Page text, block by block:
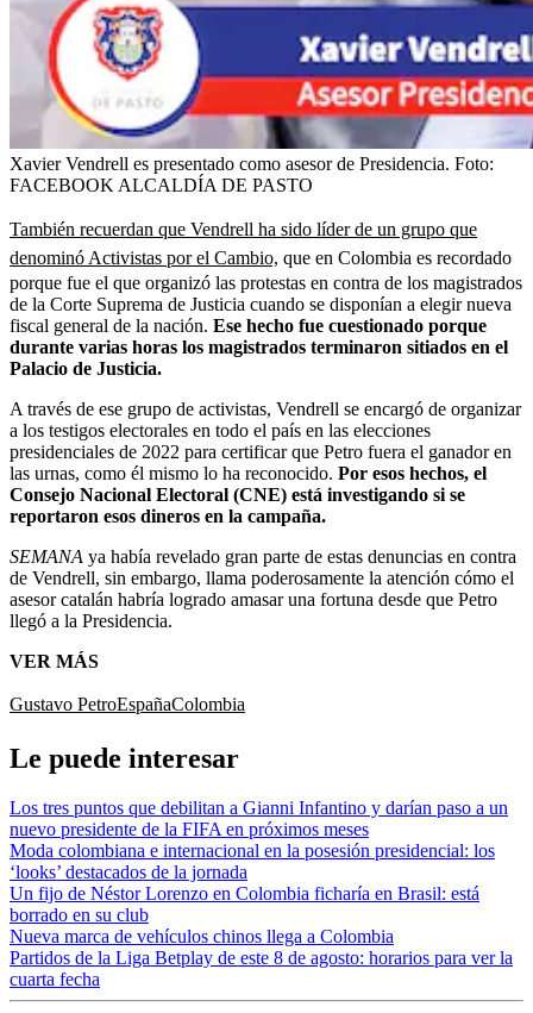
Xavier Vendrell es presentado como asesor de Presidencia. Foto:
FACEBOOK ALCALDÍA DE PASTO
También recuerdan que Vendrell ha sido líder de un grupo que
denominó Activistas por el Cambio, que en Colombia es recordado
porque fue el que organizó las protestas en contra de los magistrados
de la Corte Suprema de Justicia cuando se disponían a elegir nueva
fiscal general de la nación. Ese hecho fue cuestionado porque
durante varias horas los magistrados terminaron sitiados en el
Palacio de Justicia.
A través de ese grupo de activistas, Vendrell se encargó de organizar
a los testigos electorales en todo el país en las elecciones
presidenciales de 2022 para certificar que Petro fuera el ganador en
las urnas, como él mismo lo ha reconocido. Por esos hechos, el
Consejo Nacional Electoral (CNE) está investigando si se
reportaron esos dineros en la campaña.
SEMANA ya había revelado gran parte de estas denuncias en contra
de Vendrell, sin embargo, llama poderosamente la atención cómo el
asesor catalán habría logrado amasar una fortuna desde que Petro
llegó a la Presidencia.
VER MÁS
Gustavo PetroEspañaColombia
Le puede interesar
Los tres puntos que debilitan a Gianni Infantino y darían paso a un
nuevo presidente de la FIFA en próximos meses
Moda colombiana e internacional en la posesión presidencial: los
‘looks’ destacados de la jornada
Un fijo de Néstor Lorenzo en Colombia ficharía en Brasil: está
borrado en su club
Nueva marca de vehículos chinos llega a Colombia
Partidos de la Liga Betplay de este 8 de agosto: horarios para ver la
cuarta fecha